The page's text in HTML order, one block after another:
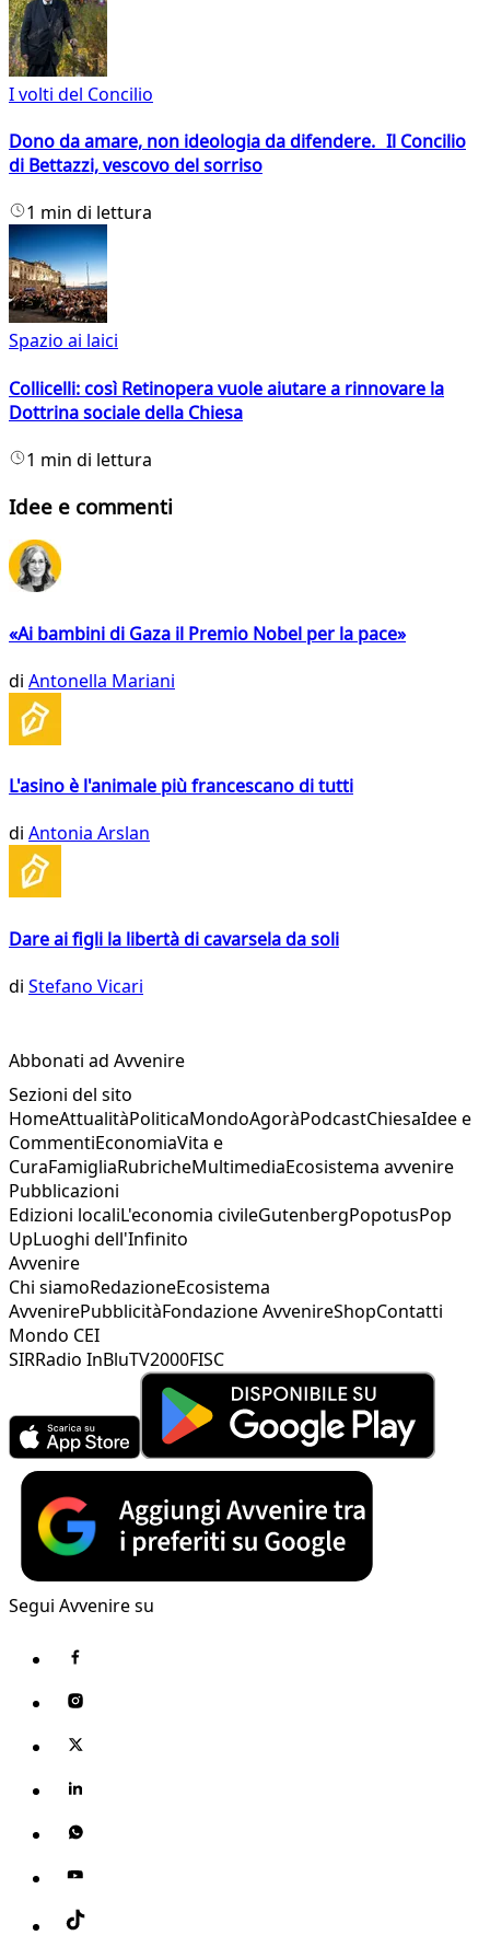
I volti del Concilio
Dono da amare, non ideologia da difendere. Il Concilio
di Bettazzi, vescovo del sorriso
1 min di lettura
Spazio ai laici
Collicelli: così Retinopera vuole aiutare a rinnovare la
Dottrina sociale della Chiesa
1 min di lettura
Idee e commenti
«Ai bambini di Gaza il Premio Nobel per la pace»
di Antonella Mariani
L'asino è l'animale più francescano di tutti
di Antonia Arslan
Dare ai figli la libertà di cavarsela da soli
di Stefano Vicari
Abbonati ad Avvenire
Sezioni del sito
HomeAttualitàPoliticaMondoAgoràPodcastChiesaIdee e
CommentiEconomiaVita e
CuraFamigliaRubricheMultimediaEcosistema avvenire
Pubblicazioni
Edizioni localiL'economia civileGutenbergPopotusPop
UpLuoghi dell'Infinito
Avvenire
Chi siamoRedazioneEcosistema
AvvenirePubblicitàFondazione AvvenireShopContatti
Mondo CEI
SIRRadio InBluTV2000FISC
Segui Avvenire su